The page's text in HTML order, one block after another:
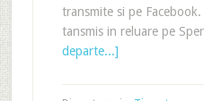
transmite si pe
tansmis in reluare pe
departe...]